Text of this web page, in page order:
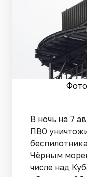
В ночь на 7
ПВО
Чёрным
числе над